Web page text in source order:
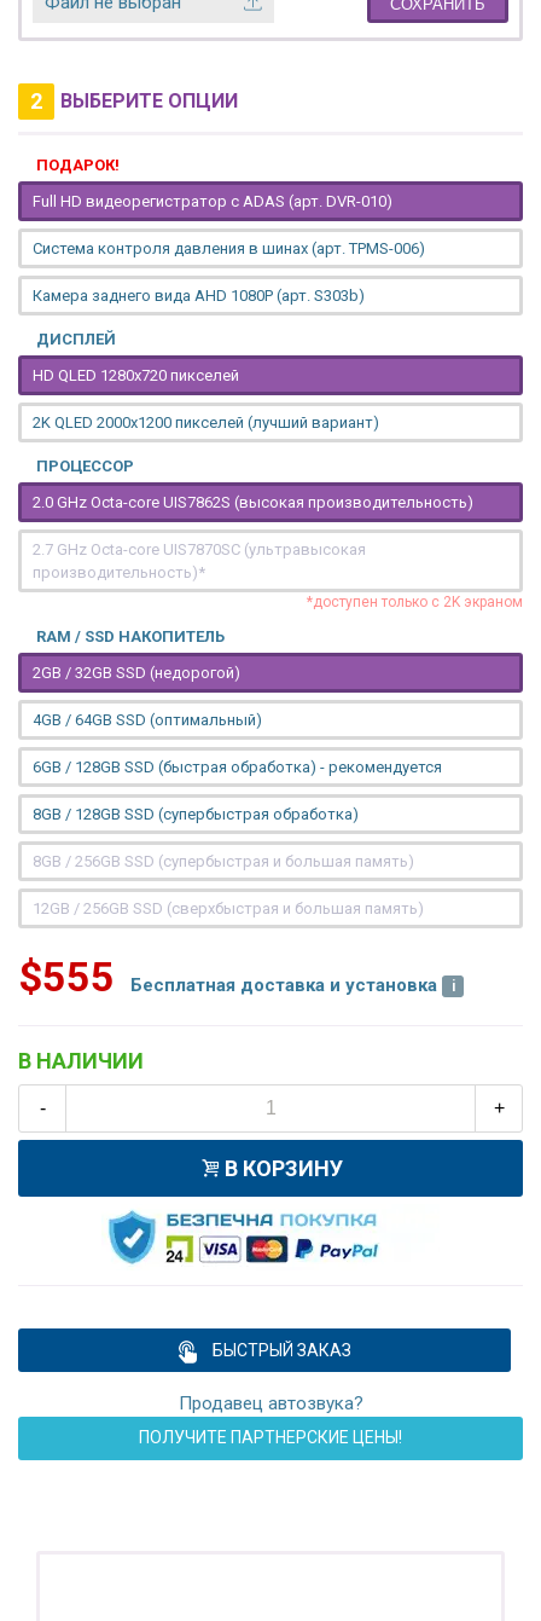
СОХРАНИТЬ
2 ВЫБЕРИТЕ ОПЦИИ
ПОДАРОК!
Full HD видеорегистратор с ADAS (арт. DVR-010)
Система контроля давления в шинах (арт. TPMS-006)
Камера заднего вида AHD 1080P (арт. S303b)
ДИСПЛЕЙ
HD QLED 1280x720 пикселей
2K QLED 2000х1200 пикселей (лучший вариант)
ПРОЦЕССОР
2.0 GHz Octa-core UIS7862S (высокая производительность)
2.7 GHz Octa-core UIS7870SC (ультравысокая
производительность)*
*доступен только с 2K экраном
RAM / SSD НАКОПИТЕЛЬ
2GB / 32GB SSD (недорогой)
4GB / 64GB SSD (оптимальный)
6GB / 128GB SSD (быстрая обработка) - рекомендуется
8GB / 128GB SSD (супербыстрая обработка)
8GB / 256GB SSD (супербыстрая и большая память)
12GB / 256GB SSD (сверхбыстрая и большая память)
$555 Бесплатная доставка и установка
В НАЛИЧИИ
- +
В КОРЗИНУ
БЫСТРЫЙ ЗАКАЗ
Продавец автозвука?
ПОЛУЧИТЕ ПАРТНЕРСКИЕ ЦЕНЫ!